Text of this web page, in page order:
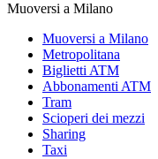
Muoversi a Milano
Muoversi a Milano
Metropolitana
Biglietti ATM
Abbonamenti ATM
Tram
Scioperi dei mezzi
Sharing
Taxi